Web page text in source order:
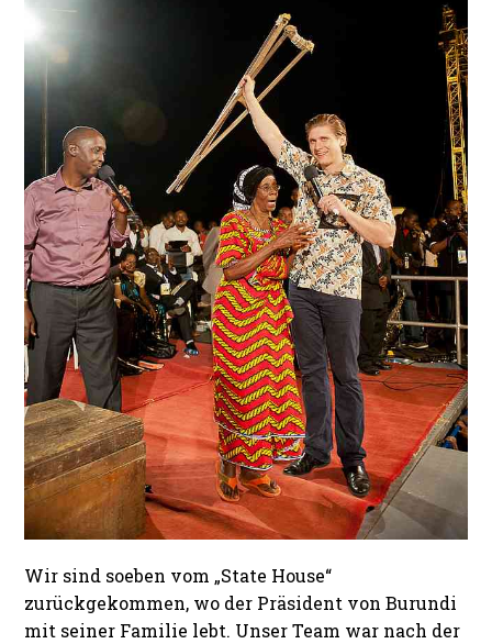
Wir sind soeben vom „State House“
zurückgekommen, wo der Präsident von Burundi
mit seiner Familie lebt. Unser Team war nach der